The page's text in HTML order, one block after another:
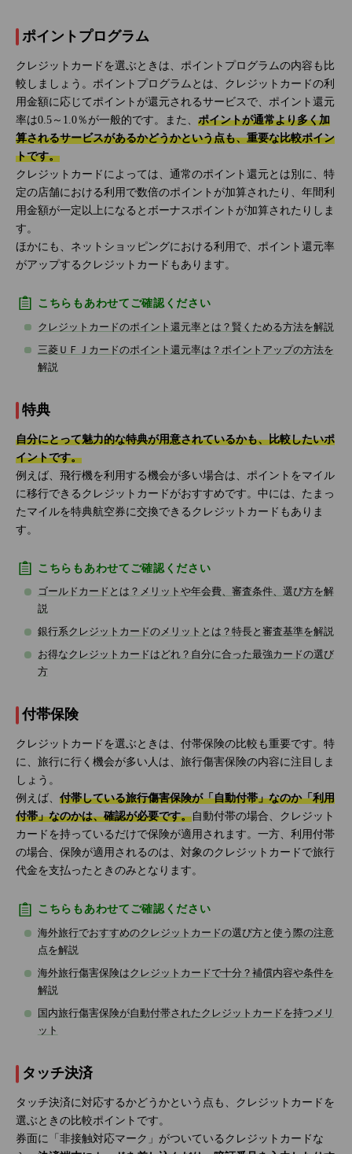
ポイントプログラム
クレジットカードを選ぶときは、ポイントプログラムの内容も比
較しましょう。ポイントプログラムとは、クレジットカードの利
用金額に応じてポイントが還元されるサービスで、ポイント還元
率は0.5～1.0％が一般的です。また、 ポイントが通常より多く加
算されるサービスがあるかどうかという点も、重要な比較ポイン
トです。
クレジットカードによっては、通常のポイント還元とは別に、特
定の店舗における利用で数倍のポイントが加算されたり、年間利
用金額が一定以上になるとボーナスポイントが加算されたりしま
す。
ほかにも、ネットショッピングにおける利用で、ポイント還元率
がアップするクレジットカードもあります。
こちらもあわせてご確認ください
クレジットカードのポイント還元率とは？賢くためる方法を解説
三菱ＵＦＪカードのポイント還元率は？ポイントアップの方法を
解説
特典
自分にとって魅力的な特典が用意されているかも、比較したいポ
イントです。
例えば、飛行機を利用する機会が多い場合は、ポイントをマイル
に移行できるクレジットカードがおすすめです。中には、たまっ
たマイルを特典航空券に交換できるクレジットカードもありま
す。
こちらもあわせてご確認ください
ゴールドカードとは？メリットや年会費、審査条件、選び方を解
説
銀行系クレジットカードのメリットとは？特長と審査基準を解説
お得なクレジットカードはどれ？自分に合った最強カードの選び
方
付帯保険
クレジットカードを選ぶときは、付帯保険の比較も重要です。特
に、旅行に行く機会が多い人は、旅行傷害保険の内容に注目しま
しょう。
例えば、 付帯している旅行傷害保険が「自動付帯」なのか「利用
付帯」なのかは、確認が必要です。自動付帯の場合、クレジット
カードを持っているだけで保険が適用されます。一方、利用付帯
の場合、保険が適用されるのは、対象のクレジットカードで旅行
代金を支払ったときのみとなります。
こちらもあわせてご確認ください
海外旅行でおすすめのクレジットカードの選び方と使う際の注意
点を解説
海外旅行傷害保険はクレジットカードで十分？補償内容や条件を
解説
国内旅行傷害保険が自動付帯されたクレジットカードを持つメリ
ット
タッチ決済
タッチ決済に対応するかどうかという点も、クレジットカードを
選ぶときの比較ポイントです。
券面に「非接触対応マーク」がついているクレジットカードな